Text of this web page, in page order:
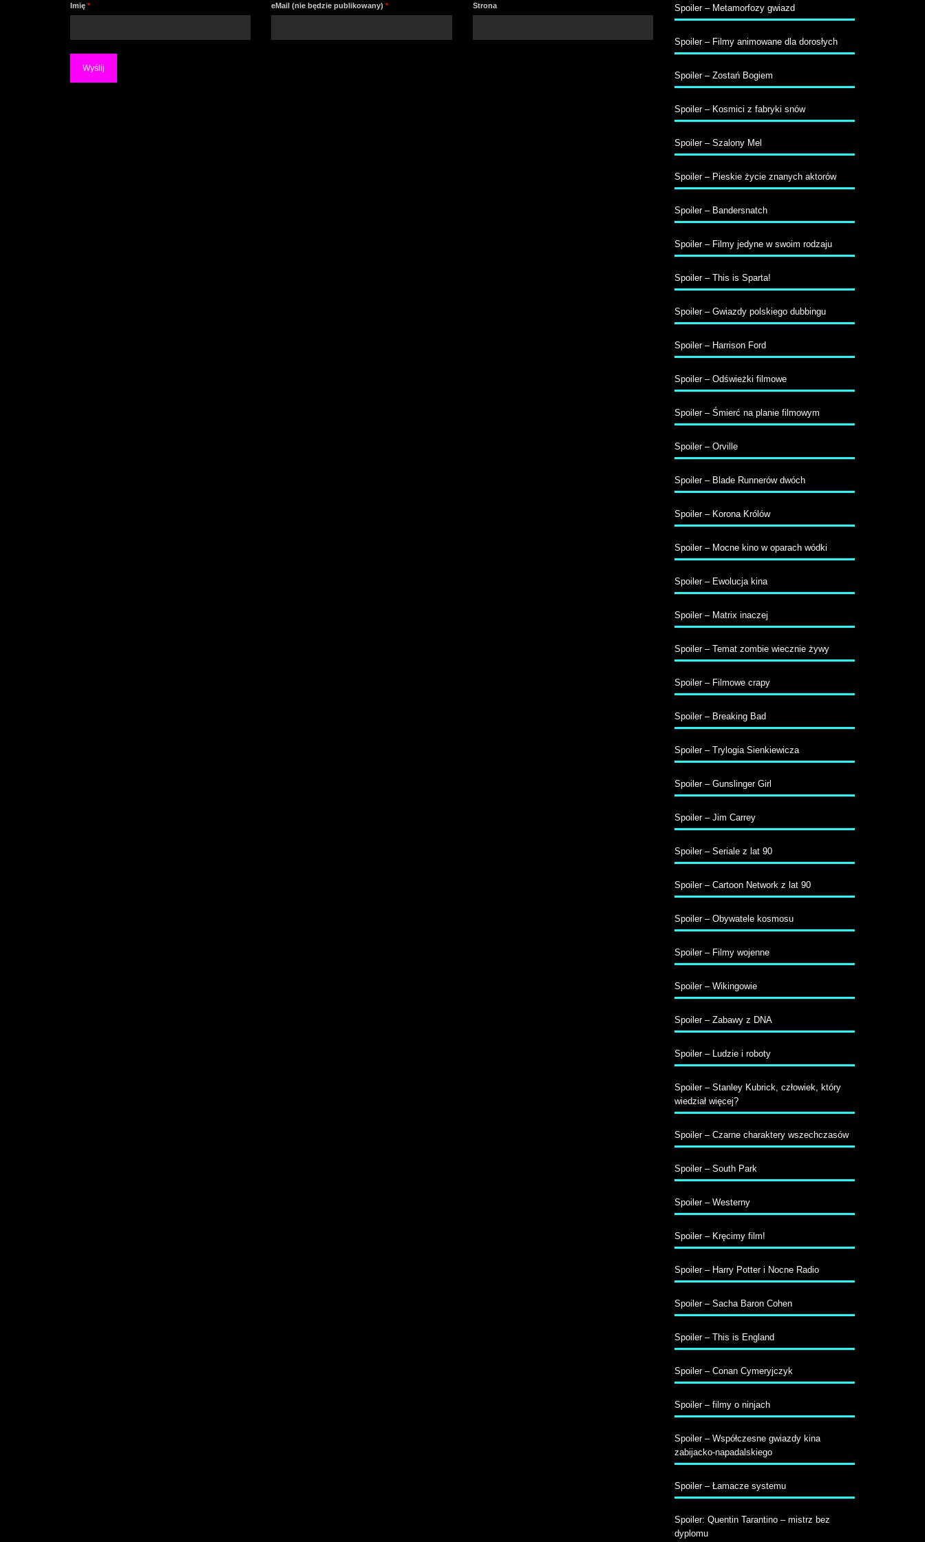
Imię * eMail (nie będzie publikowany)* Strona Spoiler – Metamorfozy gwiazd
Spoiler – Filmy animowane dla dorosłych
Spoiler – Zostań Bogiem
Spoiler – Kosmici z fabryki snów
Spoiler – Szalony Mel
Spoiler – Pieskie życie znanych aktorów
Spoiler – Bandersnatch
Spoiler – Filmy jedyne w swoim rodzaju
Spoiler – This is Sparta!
Spoiler – Gwiazdy polskiego dubbingu
Spoiler – Harrison Ford
Spoiler – Odświeżki filmowe
Spoiler – Śmierć na planie filmowym
Spoiler – Orville
Spoiler – Blade Runnerów dwóch
Spoiler – Korona Królów
Spoiler – Mocne kino w oparach wódki
Spoiler – Ewolucja kina
Spoiler – Matrix inaczej
Spoiler – Temat zombie wiecznie żywy
Spoiler – Filmowe crapy
Spoiler – Breaking Bad
Spoiler – Trylogia Sienkiewicza
Spoiler – Gunslinger Girl
Spoiler – Jim Carrey
Spoiler – Seriale z lat 90
Spoiler – Cartoon Network z lat 90
Spoiler – Obywatele kosmosu
Spoiler – Filmy wojenne
Spoiler – Wikingowie
Spoiler – Zabawy z DNA
Spoiler – Ludzie i roboty
Spoiler – Stanley Kubrick, człowiek, który
wiedział więcej?
Spoiler – Czarne charaktery wszechczasów
Spoiler – South Park
Spoiler – Westerny
Spoiler – Kręcimy film!
Spoiler – Harry Potter i Nocne Radio
Spoiler – Sacha Baron Cohen
Spoiler – This is England
Spoiler – Conan Cymeryjczyk
Spoiler – filmy o ninjach
Spoiler – Współczesne gwiazdy kina
zabijacko-napadalskiego
Spoiler – Łamacze systemu
Spoiler: Quentin Tarantino – mistrz bez
dyplomu